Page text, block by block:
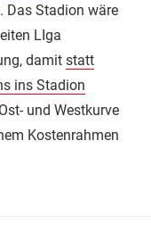
Das Stadion wäre
LIga
damit statt
ins Stadion
und Westkurve
Kostenrahmen